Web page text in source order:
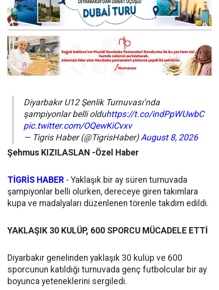
Diyarbakır U12 Şenlik Turnuvası’nda
şampiyonlar belli olduhttps://t.co/indPpWUwbC
pic.twitter.com/OQewKiCvxv
— Tigris Haber (@TigrisHaber)August 8, 2026
Şehmus KIZILASLAN -Özel Haber
TİGRİS HABER - Yaklaşık bir ay süren turnuvada
şampiyonlar belli olurken, dereceye giren takımlara
kupa ve madalyaları düzenlenen törenle takdim edildi.
YAKLAŞIK 30 KULÜP, 600 SPORCU MÜCADELE ETTİ
Diyarbakır genelinden yaklaşık 30 kulüp ve 600
sporcunun katıldığı turnuvada genç futbolcular bir ay
boyunca yeteneklerini sergiledi.